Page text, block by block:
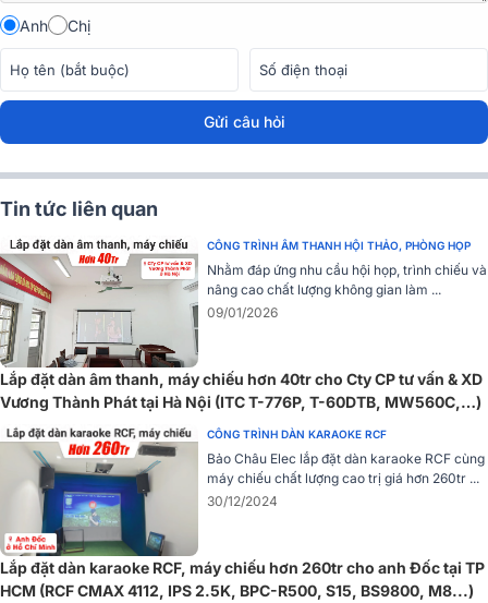
hoặc thiết bị di động có thể thay phiên nhau.
Keystone dọc
Với chức năng Keystone được trang bị theo hướng dọc giúp cho
máy chiếu BenQ MX550 có thể căn chỉnh hình ảnh một cách vừa
vặn, dễ dàng trình chiếu hình ảnh từ nhiều địa điểm khác nhau.
Cài đặt dễ dàng
Máy chiếu BenQ MX550 được trang bị bộ điều khiển từ xa với hệ
thống nút cài đặt cho người dùng dễ dàng sử dụng, truy cập và cài
đặt trực tiếp mà không cần chọn các menu giao diện hiển thị.
Công nghệ tiết kiệm điện
Anh Chị
Gửi câu hỏi
Tin tức liên quan
CÔNG TRÌNH ÂM THANH HỘI THẢO, PHÒNG HỌP
Nhằm đáp ứng nhu cầu hội họp, trình chiếu và
nâng cao chất lượng không gian làm ...
09/01/2026
Lắp đặt dàn âm thanh, máy chiếu hơn 40tr cho Cty CP tư vấn & XD
Vương Thành Phát tại Hà Nội (ITC T-776P, T-60DTB, MW560C,…)
CÔNG TRÌNH DÀN KARAOKE RCF
Bảo Châu Elec lắp đặt dàn karaoke RCF cùng
máy chiếu chất lượng cao trị giá hơn 260tr ...
30/12/2024
Lắp đặt dàn karaoke RCF, máy chiếu hơn 260tr cho anh Đốc tại TP
HCM (RCF CMAX 4112, IPS 2.5K, BPC-R500, S15, BS9800, M8...)